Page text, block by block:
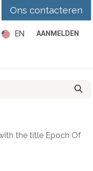
Ons contacteren
EN AANMELDEN
the title Epoch Of